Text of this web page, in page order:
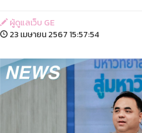
ผู้ดูแลเว็บ GE
23 เมษายน 2567 15:57:54